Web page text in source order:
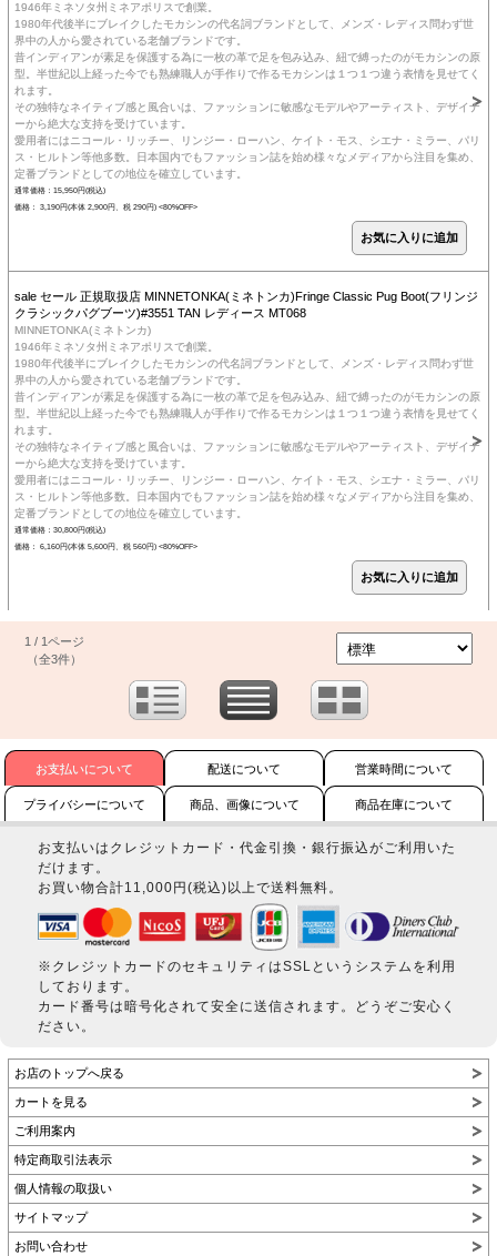
1946年ミネソタ州ミネアポリスで創業。
1980年代後半にブレイクしたモカシンの代名詞ブランドとして、メンズ・レディス問わず世
界中の人から愛されている老舗ブランドです。
昔インディアンが素足を保護する為に一枚の革で足を包み込み、紐で縛ったのがモカシンの原
型。半世紀以上経った今でも熟練職人が手作りで作るモカシンは１つ１つ違う表情を見せてく
れます。
その独特なネイティブ感と風合いは、ファッションに敏感なモデルやアーティスト、デザイナ
ーから絶大な支持を受けています。
愛用者にはニコール・リッチー、リンジー・ローハン、ケイト・モス、シエナ・ミラー、パリ
ス・ヒルトン等他多数。日本国内でもファッション誌を始め様々なメディアから注目を集め、
定番ブランドとしての地位を確立しています。
通常価格：15,950円(税込)
価格： 3,190円(本体 2,900円、税 290円) <80%OFF>
sale セール 正規取扱店 MINNETONKA(ミネトンカ)Fringe Classic Pug Boot(フリンジ
クラシックパグブーツ)#3551 TAN レディース MT068
MINNETONKA(ミネトンカ)
1946年ミネソタ州ミネアポリスで創業。
1980年代後半にブレイクしたモカシンの代名詞ブランドとして、メンズ・レディス問わず世
界中の人から愛されている老舗ブランドです。
昔インディアンが素足を保護する為に一枚の革で足を包み込み、紐で縛ったのがモカシンの原
型。半世紀以上経った今でも熟練職人が手作りで作るモカシンは１つ１つ違う表情を見せてく
れます。
その独特なネイティブ感と風合いは、ファッションに敏感なモデルやアーティスト、デザイナ
ーから絶大な支持を受けています。
愛用者にはニコール・リッチー、リンジー・ローハン、ケイト・モス、シエナ・ミラー、パリ
ス・ヒルトン等他多数。日本国内でもファッション誌を始め様々なメディアから注目を集め、
定番ブランドとしての地位を確立しています。
通常価格：30,800円(税込)
価格： 6,160円(本体 5,600円、税 560円) <80%OFF>
1 / 1ページ
（全3件）
お支払いについて 配送について 営業時間について
プライバシーについて 商品、画像について 商品在庫について
お支払いはクレジットカード・代金引換・銀行振込がご利用いた
だけます。
お買い物合計11,000円(税込)以上で送料無料。
※クレジットカードのセキュリティはSSLというシステムを利用
しております。
カード番号は暗号化されて安全に送信されます。どうぞご安心く
ださい。
お店のトップへ戻る
カートを見る
ご利用案内
特定商取引法表示
個人情報の取扱い
サイトマップ
お問い合わせ